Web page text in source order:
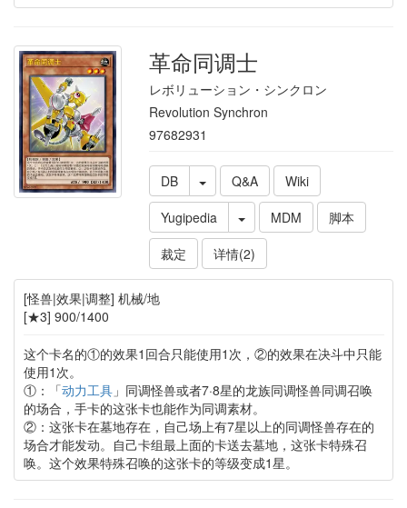
革命同调士
レボリューション・シンクロン
Revolution Synchron
97682931
DB Q&A
Wiki
Yugipedia
MDM
脚本
裁定
详情(2)
[怪兽|效果|调整] 机械/地
[★3] 900/1400
这个卡名的①的效果1回合只能使用1次，②的效果在决斗中只能
使用1次。
①：「动力工具」同调怪兽或者7·8星的龙族同调怪兽同调召唤
的场合，手卡的这张卡也能作为同调素材。
②：这张卡在墓地存在，自己场上有7星以上的同调怪兽存在的
场合才能发动。自己卡组最上面的卡送去墓地，这张卡特殊召
唤。这个效果特殊召唤的这张卡的等级变成1星。